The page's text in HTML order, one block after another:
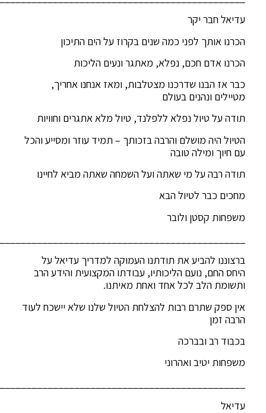
עדיאל חבר יקר
הכרנו אותך לפני כמה שנים בקרוז על הים התיכון
הכרנו אדם חכם, נפלא, מאתגר ונעים הליכות
כבר אז הבנו שדרכנו מצטלבות, ומאז אנחנו אחריך,
מטיילים ונהנים בעולם
תודה על טיול נפלא ללפלנד, טיול מלא אתגרים וחוויות
הטיול היה מושלם והרבה בזכותך – תמיד עוזר ומסייע והכל
עם חיוך ומילה טובה
תודה רבה על מי שאתה ועל השמחה שאתה מביא לחיינו
מחכים כבר לטיול הבא
משפחות קסטן ולובר
ברצוננו להביע את תודתנו העמוקה למדריך עדיאל על
היחס החם, נועם הליכותיו, עבודתו המקצועית והידע הרב
ותשומת הלב לכל אחד ואחת מאיתנו.
אין ספק שתרם רבות להצלחת הטיול שלנו שלא יישכח לעוד
הרבה זמן
בכבוד רב ובברכה
משפחות יטיב ואהרוני
עדיאל